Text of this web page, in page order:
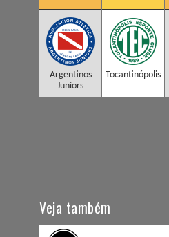
Argentinos
Juniors
Tocantinópolis
Veja também